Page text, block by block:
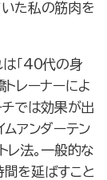
いた私の筋肉を
は「40代の身
トレーナーによ
では効果が出
ムアンダーテン
レ法。一般的な
間を延ばすこと